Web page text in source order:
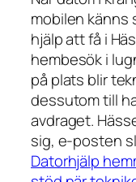
mobilen känns
hjälp att få i
hembesök i
på plats blir
dessutom till
avdraget.
sig, e-posten
Datorhjälp